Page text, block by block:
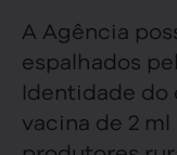
A Agência
espalhados
Identidade do
vacina de 2